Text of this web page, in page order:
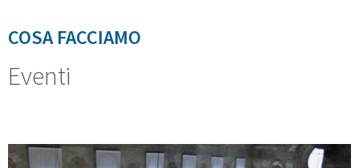
COSA FACCIAMO
Eventi